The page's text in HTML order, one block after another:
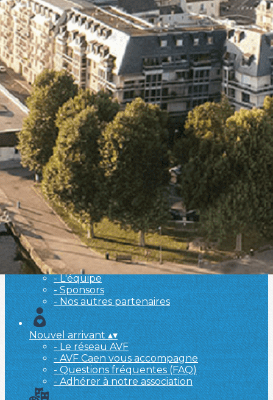
Exporter les lignes sélectionnées
Exporter toutes les colonnes
Exporter uniquement les colonnes affichées
Menu
<
>
- 🎁 Caen on aime, on partage
- 🎉 Les événements AVF
- Activités et Loisirs
Ajoutez un logo, un bouton, des réseaux sociaux
Cliquez pour éditer
L'association▴▾
- L'association
- Brochure
- L'équipe
- Sponsors
- Nos autres partenaires
Nouvel arrivant▴▾
- Le réseau AVF
- AVF Caen vous accompagne
- Questions fréquentes (FAQ)
- Adhérer à notre association